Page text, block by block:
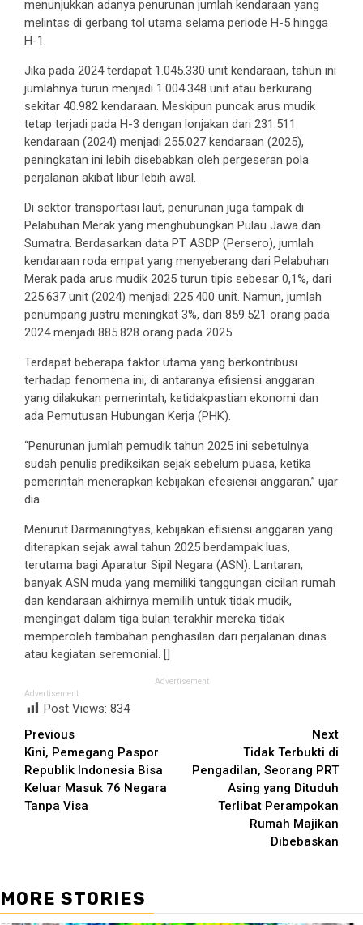
menunjukkan adanya penurunan jumlah kendaraan yang
melintas di gerbang tol utama selama periode H-5 hingga
H-1.
Jika pada 2024 terdapat 1.045.330 unit kendaraan, tahun ini
jumlahnya turun menjadi 1.004.348 unit atau berkurang
sekitar 40.982 kendaraan. Meskipun puncak arus mudik
tetap terjadi pada H-3 dengan lonjakan dari 231.511
kendaraan (2024) menjadi 255.027 kendaraan (2025),
peningkatan ini lebih disebabkan oleh pergeseran pola
perjalanan akibat libur lebih awal.
Di sektor transportasi laut, penurunan juga tampak di
Pelabuhan Merak yang menghubungkan Pulau Jawa dan
Sumatra. Berdasarkan data PT ASDP (Persero), jumlah
kendaraan roda empat yang menyeberang dari Pelabuhan
Merak pada arus mudik 2025 turun tipis sebesar 0,1%, dari
225.637 unit (2024) menjadi 225.400 unit. Namun, jumlah
penumpang justru meningkat 3%, dari 859.521 orang pada
2024 menjadi 885.828 orang pada 2025.
Terdapat beberapa faktor utama yang berkontribusi
terhadap fenomena ini, di antaranya efisiensi anggaran
yang dilakukan pemerintah, ketidakpastian ekonomi dan
ada Pemutusan Hubungan Kerja (PHK).
“Penurunan jumlah pemudik tahun 2025 ini sebetulnya
sudah penulis prediksikan sejak sebelum puasa, ketika
pemerintah menerapkan kebijakan efesiensi anggaran,” ujar
dia.
Menurut Darmaningtyas, kebijakan efisiensi anggaran yang
diterapkan sejak awal tahun 2025 berdampak luas,
terutama bagi Aparatur Sipil Negara (ASN). Lantaran,
banyak ASN muda yang memiliki tanggungan cicilan rumah
dan kendaraan akhirnya memilih untuk tidak mudik,
mengingat dalam tiga bulan terakhir mereka tidak
memperoleh tambahan penghasilan dari perjalanan dinas
atau kegiatan seremonial. []
Advertisement
Advertisement
Post Views: 834
Continue
Reading
Previous
Kini, Pemegang Paspor
Republik Indonesia Bisa
Keluar Masuk 76 Negara
Tanpa Visa
Next
Tidak Terbukti di
Pengadilan, Seorang PRT
Asing yang Dituduh
Terlibat Perampokan
Rumah Majikan
Dibebaskan
MORE STORIES